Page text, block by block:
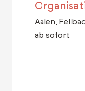
Aalen,
ab sofort